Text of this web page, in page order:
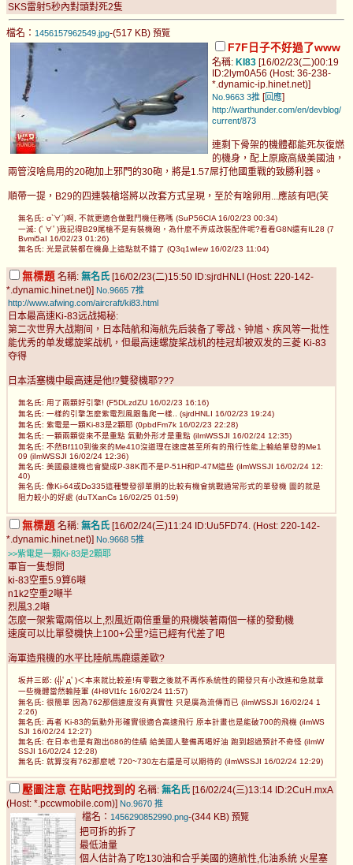
SKS雷射5秒內對頭對死2隻
檔名： 1456157962549.jpg-(517 KB) 預覽
F7F日子不好過了www
名稱: KI83 [16/02/23(二)00:19
ID:2lym0A56 (Host: 36-238-
*.dynamic-ip.hinet.net)]
No.9663 3推 [回應]
http://warthunder.com/en/devblog/
current/873
連剩下骨架的機體都能死灰復燃
的機身，配上原廠高級美國油，
兩管沒啥鳥用的20砲加上邪門的30砲，將是1.57屌打他國重戰的致勝利器。
順帶一提，B29的四連裝槍塔將以改套方式呈現，至於有啥卵用...應該有吧(笑
無名氏: σ`∀´)啊, 不就更適合做戰鬥機任務嗎 (SuP56CIA 16/02/23 00:34)
一滅: (ﾟ∀ﾟ)我記得B29尾槍不是有裝機砲，為什麼不弄成改裝配件呢?看看G8N還有IL28 (7
Bvmi5aI 16/02/23 01:26)
無名氏: 光是武裝都在機鼻上這點就不錯了 (Q3q1wIew 16/02/23 11:04)
無標題 名稱: 無名氏 [16/02/23(二)15:50 ID:sjrdHNLI (Host: 220-142-
*.dynamic.hinet.net)] No.9665 7推
http://www.afwing.com/aircraft/ki83.html
日本最高速Ki-83远战揭秘:
第二次世界大战期间，日本陆航和海航先后装备了零战、钟馗、疾风等一批性
能优秀的单发螺旋桨战机，但最高速螺旋桨战机的桂冠却被双发的三菱 Ki-83
夺得
日本活塞機中最高速是他!?雙發機耶???
無名氏: 用了兩顆好引擎! (F5DLzdZU 16/02/23 16:16)
無名氏: 一樣的引擎怎麼紫電烈風跟龜爬一樣.. (sjrdHNLI 16/02/23 19:24)
無名氏: 紫電是一顆Ki-83是2顆耶 (0pbdFm7k 16/02/23 22:28)
無名氏: 一顆兩顆從來不是重點 氣動外形才是重點 (iImWSSJI 16/02/24 12:35)
無名氏: 不然Bf110到後來的Me410沒道理在速度甚至所有的飛行性能上輸給單發的Me1
09 (iImWSSJI 16/02/24 12:36)
無名氏: 美國最速機也會變成P-38K而不是P-51H和P-47M這些 (iImWSSJI 16/02/24 12:
40)
無名氏: 像Ki-64或Do335這種雙發卻單胴的比較有機會挑戰通常形式的單發機 圖的就是
阻力較小的好處 (duTXanCs 16/02/25 01:59)
無標題 名稱: 無名氏 [16/02/24(三)11:24 ID:Uu5FD74. (Host: 220-142-
*.dynamic.hinet.net)] No.9668 5推
>>紫電是一顆Ki-83是2顆耶
軍盲一隻想問
ki-83空重5.9算6噸
n1k2空重2噸半
烈風3.2噸
怎麼一架紫電兩倍以上,烈風近兩倍重量的飛機裝著兩個一樣的發動機
速度可以比單發機快上100+公里?這已經有代差了吧
海軍造飛機的水平比陸航馬鹿還差歐?
坂井三郎: (╬ﾟдﾟ)＜本來就比較差!有零戰之後就不再作系統性的開發只有小改進和急就章
一些機體當然輸陸軍 (4H8Vl1fc 16/02/24 11:57)
無名氏: 很簡單 因為762那個速度沒有真實性 只是廣為流傳而已 (iImWSSJI 16/02/24 1
2:26)
無名氏: 再者 Ki-83的氣動外形確實很適合高速飛行 原本計畫也是能破700的飛機 (iImWS
SJI 16/02/24 12:27)
無名氏: 在日本也是有跑出686的佳績 給美國人整備再喝好油 跑到超過預計不奇怪 (iImW
SSJI 16/02/24 12:28)
無名氏: 就算沒有762那麼唬 720~730左右還是可以期待的 (iImWSSJI 16/02/24 12:29)
壓圖注意 在貼吧找到的 名稱: 無名氏 [16/02/24(三)13:14 ID:2CuH.mxA
(Host: *.pccwmobile.com)] No.9670 推
檔名： 1456290852990.png-(344 KB) 預覽
把可拆的拆了
最低油量
個人估計為了吃130油和合乎美國的適航性,化油系統 火星塞